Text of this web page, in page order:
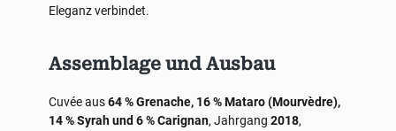
Eleganz verbindet.
Assemblage und Ausbau
Cuvée aus64 % Grenache, 16 % Mataro (Mourvèdre),
14 % Syrah und 6 % Carignan, Jahrgang 2018,